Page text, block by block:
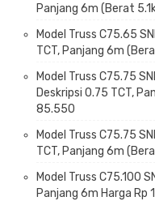
Panjang 6m (Berat
Model Truss C75.65
TCT, Panjang 6m
Model Truss C75.75
Deskripsi 0.75 TCT,
85.550
Model Truss C75.75
TCT, Panjang 6m
Model Truss C75.100
Panjang 6m Harga Rp